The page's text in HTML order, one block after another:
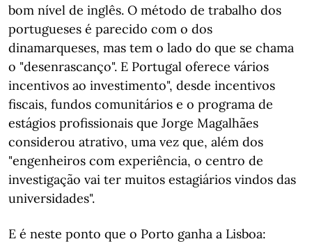
bom nível de inglês. O método de trabalho dos
portugueses é parecido com o dos
dinamarqueses, mas tem o lado do que se chama
o "desenrascanço". E Portugal oferece vários
incentivos ao investimento", desde incentivos
fiscais, fundos comunitários e o programa de
estágios profissionais que Jorge Magalhães
considerou atrativo, uma vez que, além dos
"engenheiros com experiência, o centro de
investigação vai ter muitos estagiários vindos das
universidades".
E é neste ponto que o Porto ganha a Lisboa: